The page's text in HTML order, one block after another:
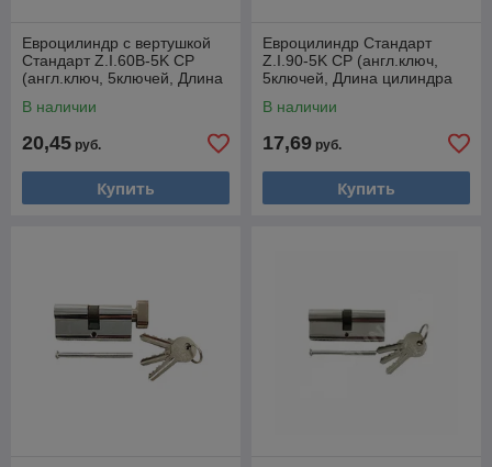
Евроцилиндр с вертушкой
Стандарт Z.I.60В-5K CP
(англ.ключ, 5ключей, Длина
(УЗК) (9915)
В наличии
20,45 руб.
Купить
Евроцилиндр Стандарт
Z.I.90-5K CP (англ.ключ,
5ключей, Длина цилиндра
В наличии
17,69 руб.
Купить